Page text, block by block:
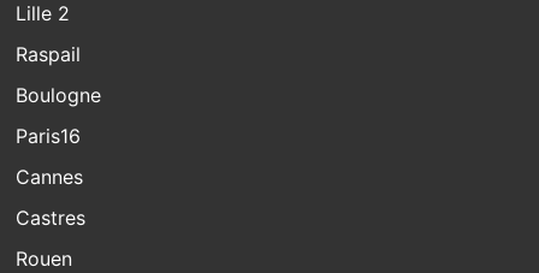
Lille 2
Raspail
Boulogne
Paris16
Cannes
Castres
Rouen